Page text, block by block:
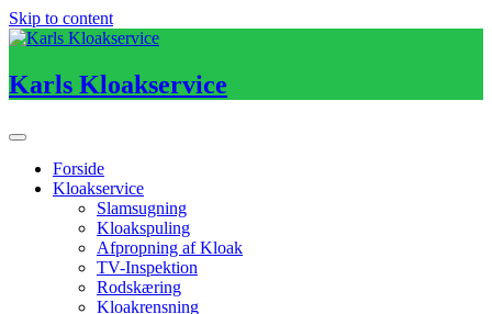
Skip to content
Karls Kloakservice
Forside
Kloakservice
Slamsugning
Kloakspuling
Afpropning af Kloak
TV-Inspektion
Rodskæring
Kloakrensning